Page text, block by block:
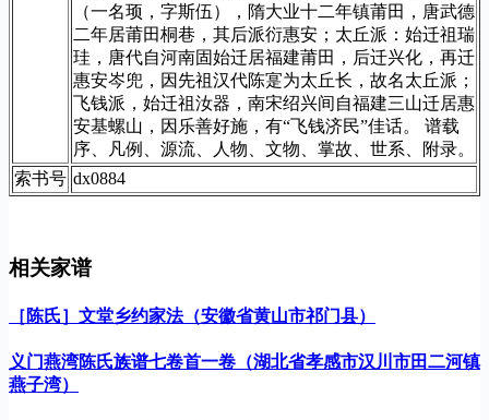
（一名顼，字斯伍），隋大业十二年镇莆田，唐武德
二年居莆田桐巷，其后派衍惠安；太丘派：始迁祖瑞
珪，唐代自河南固始迁居福建莆田，后迁兴化，再迁
惠安岑兜，因先祖汉代陈寔为太丘长，故名太丘派；
飞钱派，始迁祖汝器，南宋绍兴间自福建三山迁居惠
安基螺山，因乐善好施，有“飞钱济民”佳话。 谱载
序、凡例、源流、人物、文物、掌故、世系、附录。
索书号 dx0884
相关家谱
［陈氏］文堂乡约家法（安徽省黄山市祁门县）
义门燕湾陈氏族谱七卷首一卷（湖北省孝感市汉川市田二河镇
燕子湾）